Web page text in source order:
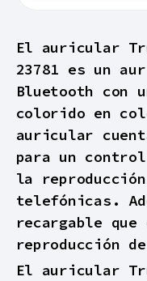
El auricular
23781 es un
Bluetooth con
colorido en
auricular
para un
la
telefónicas.
recargable
reproducción
El auricular